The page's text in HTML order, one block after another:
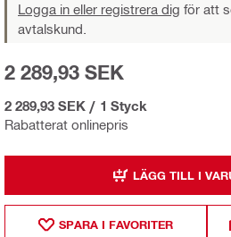
Logga in eller registrera dig för att
avtalskund.
Rabatterat onlinepris
2 289,93 SEK
2 289,93 SEK / 1 Styck
LÄGG TILL I
SPARA I FAVORITER